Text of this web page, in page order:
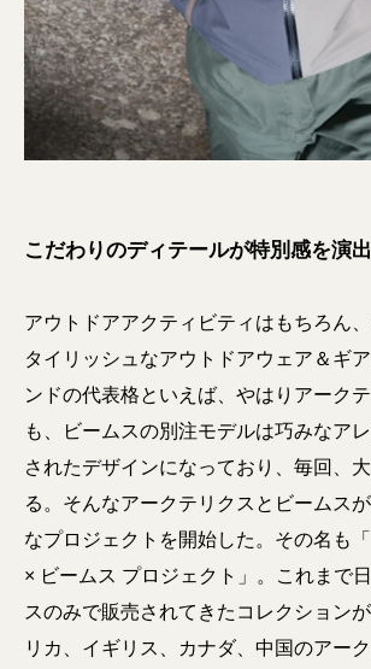
こだわりのディテールが特別感を演出
アウトドアアクティビティはもちろん
タイリッシュなアウトドアウェア＆ギ
ンドの代表格といえば、やはりアーク
も、ビームスの別注モデルは巧みなア
されたデザインになっており、毎回、
る。そんなアークテリクスとビームス
なプロジェクトを開始した。その名も
× ビームス プロジェクト」。これまで
スのみで販売されてきたコレクション
リカ、イギリス、カナダ、中国のアー